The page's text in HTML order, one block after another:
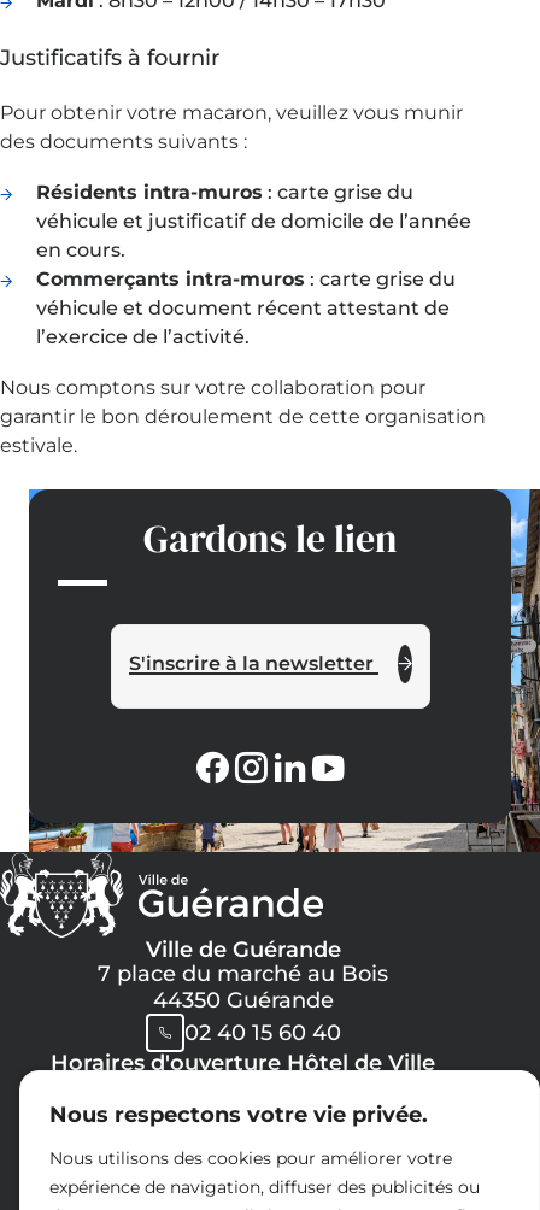
Nous respectons votre vie privée.
Nous utilisons des cookies pour améliorer votre
expérience de navigation, diffuser des publicités ou
Justificatifs à fournir
Pour obtenir votre macaron, veuillez vous munir
des documents suivants :
Résidents intra-muros : carte grise du
véhicule et justificatif de domicile de l’année
en cours.
Commerçants intra-muros : carte grise du
véhicule et document récent attestant de
l’exercice de l’activité.
Nous comptons sur votre collaboration pour
garantir le bon déroulement de cette organisation
estivale.
Gardons le lien
S'inscrire à la newsletter
Ville de Guérande
7 place du marché au Bois
44350 Guérande
02 40 15 60 40
Horaires d'ouverture Hôtel de Ville
Lundi, Mercredi, Jeudi, Vendredi :
08h30 -> 12h00
13h30 -> 17h30
Mardi :
8h30 -> 12h00